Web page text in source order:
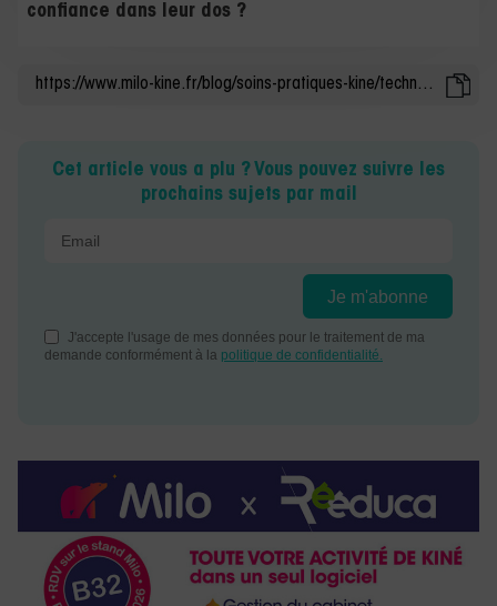
confiance dans leur dos ?
Cet article vous a plu ? Vous pouvez suivre les
prochains sujets par mail